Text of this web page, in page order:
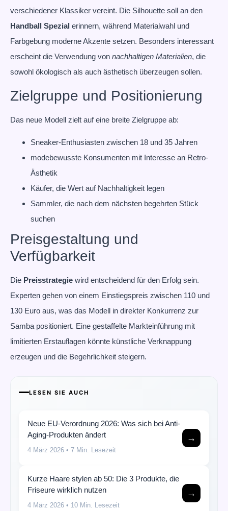
verschiedener Klassiker vereint. Die Silhouette soll an den
Handball Spezial erinnern, während Materialwahl und
Farbgebung moderne Akzente setzen. Besonders interessant
erscheint die Verwendung von nachhaltigen Materialien, die
sowohl ökologisch als auch ästhetisch überzeugen sollen.
Zielgruppe und Positionierung
Das neue Modell zielt auf eine breite Zielgruppe ab:
Sneaker-Enthusiasten zwischen 18 und 35 Jahren
modebewusste Konsumenten mit Interesse an Retro-
Ästhetik
Käufer, die Wert auf Nachhaltigkeit legen
Sammler, die nach dem nächsten begehrten Stück
suchen
Preisgestaltung und
Verfügbarkeit
Die Preisstrategie wird entscheidend für den Erfolg sein.
Experten gehen von einem Einstiegspreis zwischen 110 und
130 Euro aus, was das Modell in direkter Konkurrenz zur
Samba positioniert. Eine gestaffelte Markteinführung mit
limitierten Erstauflagen könnte künstliche Verknappung
erzeugen und die Begehrlichkeit steigern.
LESEN SIE AUCH
Neue EU-Verordnung 2026: Was sich bei Anti-
Aging-Produkten ändert
4 März 2026 • 7 Min. Lesezeit
→
Kurze Haare stylen ab 50: Die 3 Produkte, die
Friseure wirklich nutzen
4 März 2026 • 10 Min. Lesezeit
→